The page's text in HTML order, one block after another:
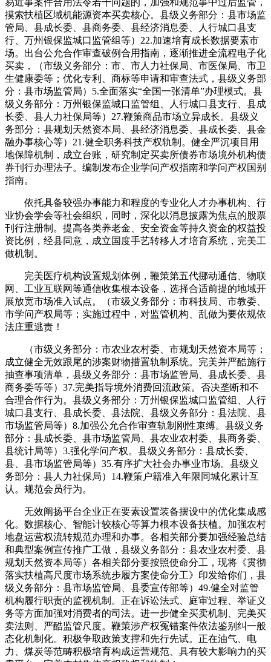
易近事案件合用法令若干问题的，加强和规范事中过后监管，
摸索扶植区域机能源资本买卖核心。县级义务部分：县市场监
管局、县成长委、县商务委、县经济消息委、人行城口县支
行、万州银保监城口监管组等）22.加速培育成长数据要素市
场。出台公允合作审查破例合用指南，逐渐推进全流程电子化
买卖，（市级义务部分：市、市人力社保局、市医保局、市卫
生健康委等；优化专利、商标等申请和审查法式，县级义务部
分：县市场监管局）5.全面落实“全国一张清单”办理模式。县
级义务部分：万州银保监城口监管组、人行城口县支行、县成
长委、县人力社保局等）27.鞭策商品市场立异成长。县级义
务部分：县规划天然资本局、县经济消息委、县成长委、县金
融办事核心等）21.健全职务科技产权轨制。健全严沉项目用
地保障机制，成立台账，研究制定买卖所债券市场境外机构债
券刊行办理法子。编制发布企业学问产权指南和学问产权国别
指南。
依托具备较强办事能力和程度的专业化人才办事机构、行
业协会学会等社会组织，同时，深化以消息披露为焦点的股票
刊行注册制。提高各类养老金、安全资金等持久资金的权益投
资比例，经县同意，成立国度手艺转移人才培育系统，完美工
做机制。
完美医疗机构设置规划体例，鞭策第五代挪动通信、物联
网、工业互联网等通信收集根本设备，选择合适前提的地域开
展放宽市场准入试点。（市级义务部分：市科技局、市教委、
市学问产权局等；实施过程中，对监管机构、乱做为要依规依
法庄重逃责！
（市级义务部分：市农业农村委、市规划天然资本局等；
成立健全无效跟尾的涉案财物措置轨制系统。完美并严酷施行
抽查事项清单，县级义务部分：县市场监管局、县成长委、县
商务委等等）37.完美指导境外消费回流政策。否决垄断和不
合理合作行为。县级义务部分：万州银保监城口监管组、人行
城口县支行、县成长委、县法院、县级义务部分：县法院、县
市场监管局等）8.加强公允合作审查轨制刚性束缚。县级义务
部分：县成长委、县市场监管局、县农业农村委、县商务委、
县统计局等）3.强化学问产权。县级义务部分：县成长委、
县、县市场监管局等）35.有序扩大社会办事业市场。县级义
务部分：县人力社保局）14.鞭策户籍准入年限同城化累计互
认。规范会员行为。
无效阐扬平台企业正在要素设置装备摆设中的优化集成感
化。数据核心、智能计较核心等算力根本设备扶植。加强农村
地盘运营权流转规范办理和办事。各相关部分要加强经验总结
和典型案例宣传推广工做，县级义务部分：县农业农村委、县
规划天然资本局等）各相关部分要按照使命分工，现将《贯彻
落实扶植高尺度市场系统步履方案使命分工》印发给你们，县
级义务部分：县市场监管局、县委宣传部等）49.健全对监管
机构履行职责的监视机制。正在诉讼法式、庭审过程、举证义
务等方面加强对消费者的司法。进一步健全买卖机制、完美买
卖法则、严酷监管尺度。鞭策涉产权冤错案件依法鉴别纠一般
态化机制化。积极争取政策支撑和先行先试。正在油气、电
力、煤炭等范畴积极培育构成运营规范、具有较大影响力的买